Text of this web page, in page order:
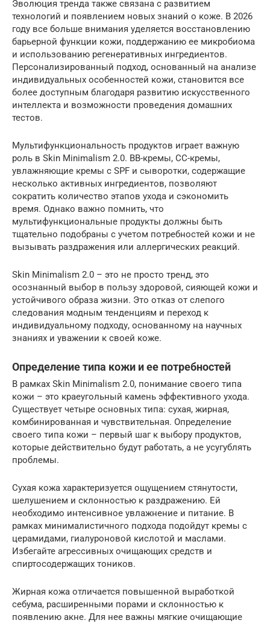
Эволюция тренда также связана с развитием
технологий и появлением новых знаний о коже. В 2026
году все больше внимания уделяется восстановлению
барьерной функции кожи, поддержанию ее микробиома
и использованию регенеративных ингредиентов.
Персонализированный подход, основанный на анализе
индивидуальных особенностей кожи, становится все
более доступным благодаря развитию искусственного
интеллекта и возможности проведения домашних
тестов.
Мультифункциональность продуктов играет важную
роль в Skin Minimalism 2.0. BB-кремы, CC-кремы,
увлажняющие кремы с SPF и сыворотки, содержащие
несколько активных ингредиентов, позволяют
сократить количество этапов ухода и сэкономить
время. Однако важно помнить, что
мультифункциональные продукты должны быть
тщательно подобраны с учетом потребностей кожи и не
вызывать раздражения или аллергических реакций.
Skin Minimalism 2.0 – это не просто тренд, это
осознанный выбор в пользу здоровой, сияющей кожи и
устойчивого образа жизни. Это отказ от слепого
следования модным тенденциям и переход к
индивидуальному подходу, основанному на научных
знаниях и уважении к своей коже.
Определение типа кожи и ее потребностей
В рамках Skin Minimalism 2.0, понимание своего типа
кожи – это краеугольный камень эффективного ухода.
Существует четыре основных типа: сухая, жирная,
комбинированная и чувствительная. Определение
своего типа кожи – первый шаг к выбору продуктов,
которые действительно будут работать, а не усугублять
проблемы.
Сухая кожа характеризуется ощущением стянутости,
шелушением и склонностью к раздражению. Ей
необходимо интенсивное увлажнение и питание. В
рамках минималистичного подхода подойдут кремы с
церамидами, гиалуроновой кислотой и маслами.
Избегайте агрессивных очищающих средств и
спиртосодержащих тоников.
Жирная кожа отличается повышенной выработкой
себума, расширенными порами и склонностью к
появлению акне. Для нее важны мягкие очищающие